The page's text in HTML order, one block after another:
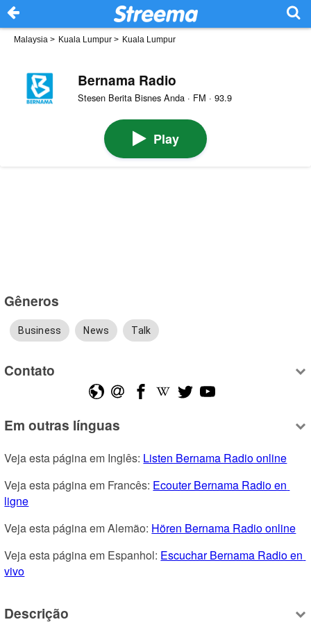
Malaysia > Kuala Lumpur > Kuala Lumpur
Bernama Radio
Stesen Berita Bisnes Anda · FM · 93.9
Play
Gêneros
Business News Talk
Contato
Em outras línguas
Veja esta página em Inglês: Listen Bernama Radio online
Veja esta página em Francês: Ecouter Bernama Radio en
ligne
Veja esta página em Alemão: Hören Bernama Radio online
Veja esta página em Espanhol: Escuchar Bernama Radio en
vivo
Descrição